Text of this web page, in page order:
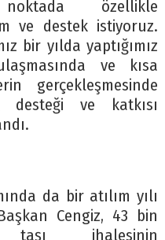
özellikle
ve destek istiyoruz.
bir yılda yaptığımız
ve kısa
gerçekleşmesinde
desteği ve katkısı
da bir atılım yılı
Cengiz, 43 bin
ihalesinin